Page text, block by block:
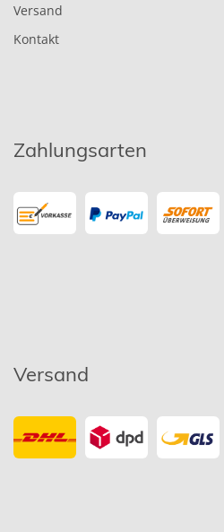
Versand
Kontakt
Zahlungsarten
Versand